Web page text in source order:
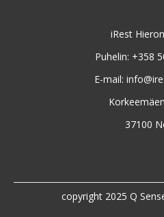
iRest
Puhelin: +358
E-mail:
37100
copyright 2025 Q